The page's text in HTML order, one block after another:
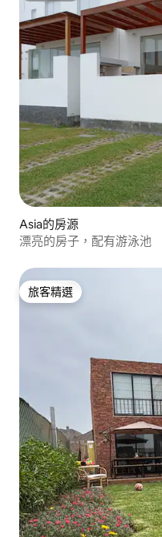
Asia的房源
漂亮的房子，配有游泳池
旅客精選
旅客精選